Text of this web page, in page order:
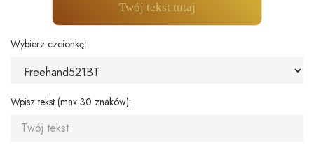
Twój tekst tutaj
Wybierz czcionkę:
Wpisz tekst (max 30 znaków):